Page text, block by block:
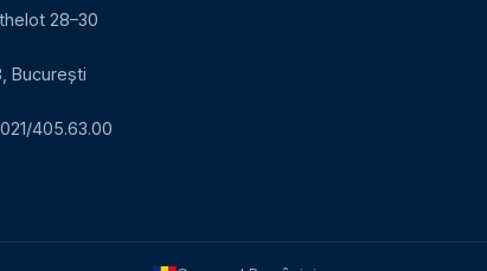
28–30
București
021/405.63.00